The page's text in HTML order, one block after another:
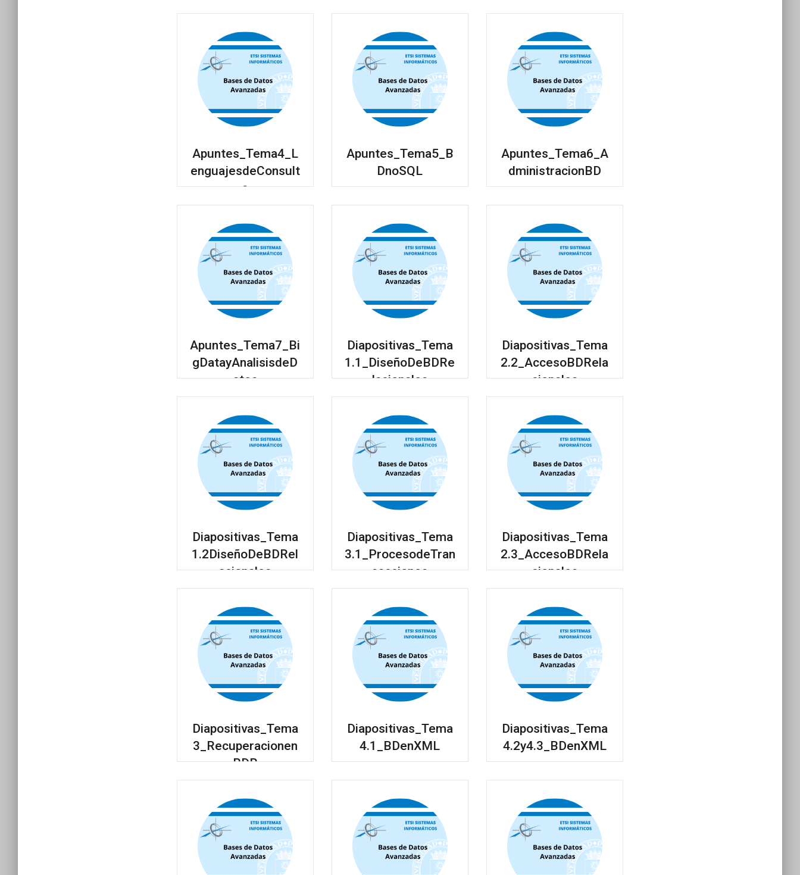
Apuntes_Tema4_L
enguajesdeConsult
a
Apuntes_Tema5_B
DnoSQL
Apuntes_Tema6_A
dministracionBD
Apuntes_Tema7_Bi
gDatayAnalisisdeD
atos
Diapositivas_Tema
1.1_DiseñoDeBDRe
lacionales
Diapositivas_Tema
2.2_AccesoBDRela
cionales
Diapositivas_Tema
1.2DiseñoDeBDRel
acionales
Diapositivas_Tema
3.1_ProcesodeTran
sacciones
Diapositivas_Tema
2.3_AccesoBDRela
cionales
Diapositivas_Tema
3_Recuperacionen
BDR
Diapositivas_Tema
4.1_BDenXML
Diapositivas_Tema
4.2y4.3_BDenXML